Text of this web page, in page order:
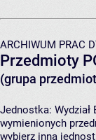
ARCHIWUM PRAC
Przedmioty
(grupa
Jednostka:
wymienionych
wybierz inną